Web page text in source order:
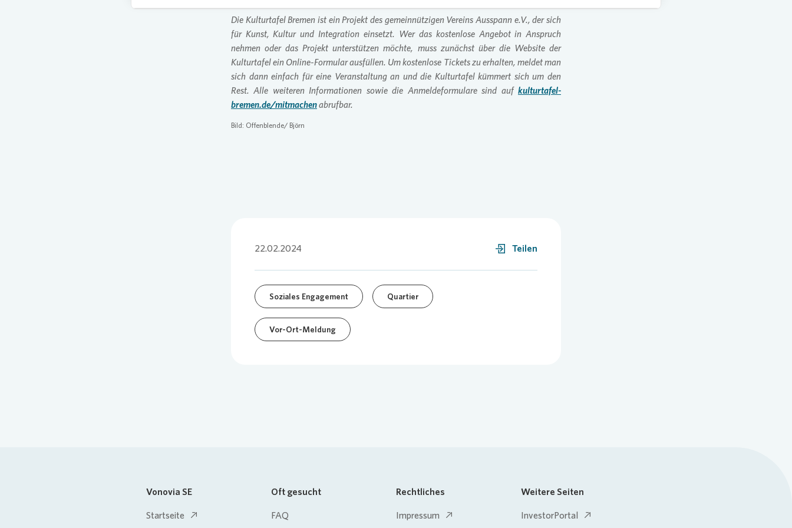
Die Kulturtafel Bremen ist ein Projekt des gemeinnützigen Vereins Ausspann e.V., der sich
für Kunst, Kultur und Integration einsetzt. Wer das kostenlose Angebot in Anspruch
nehmen oder das Projekt unterstützen möchte, muss zunächst über die Website der
Kulturtafel ein Online-Formular ausfüllen. Um kostenlose Tickets zu erhalten, meldet man
sich dann einfach für eine Veranstaltung an und die Kulturtafel kümmert sich um den
Rest. Alle weiteren Informationen sowie die Anmeldeformulare sind auf kulturtafel-
bremen.de/mitmachenabrufbar.
Bild: Offenblende/ Björn
22.02.2024 Teilen
Soziales Engagement Quartier
Vor-Ort-Meldung
Vonovia SE
Startseite
Oft gesucht
FAQ
Rechtliches
Impressum
Weitere Seiten
InvestorPortal